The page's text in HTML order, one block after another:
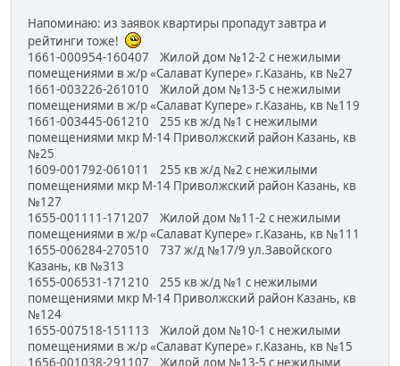
Напоминаю: из заявок квартиры пропадут завтра и
рейтинги тоже!
1661-000954-160407 Жилой дом №12-2 с нежилыми
помещениями в ж/р «Салават Купере» г.Казань, кв №27
1661-003226-261010 Жилой дом №13-5 с нежилыми
помещениями в ж/р «Салават Купере» г.Казань, кв №119
1661-003445-061210 255 кв ж/д №1 с нежилыми
помещениями мкр М-14 Приволжский район Казань, кв
№25
1609-001792-061011 255 кв ж/д №2 с нежилыми
помещениями мкр М-14 Приволжский район Казань, кв
№127
1655-001111-171207 Жилой дом №11-2 с нежилыми
помещениями в ж/р «Салават Купере» г.Казань, кв №111
1655-006284-270510 737 ж/д №17/9 ул.Завойского
Казань, кв №313
1655-006531-171210 255 кв ж/д №1 с нежилыми
помещениями мкр М-14 Приволжский район Казань, кв
№124
1655-007518-151113 Жилой дом №10-1 с нежилыми
помещениями в ж/р «Салават Купере» г.Казань, кв №15
1656-001038-291107 Жилой дом №13-5 с нежилыми